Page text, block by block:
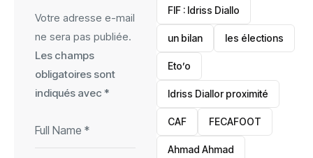
Votre adresse e-mail
ne sera pas publiée.
Les champs
obligatoires sont
indiqués avec *
‎FIF : Idriss Diallo
un bilan les élections
Eto’o
Idriss Diallor proximité
CAF FECAFOOT
‎Ahmad Ahmad